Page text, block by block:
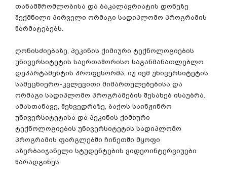
თანამშრომლობისა და ბაკალავრიატის დონეზე
შექმნილი პირველი ორმაგი სადიპლომო პროგრამის
წარმატებებს.
ღონისძიებაზე, პეკინის ქიმიური ტექნოლოგიების
უნივერსიტეტის საერთაშორისო საგანმანათლებლო
დეპარტამენტის პროფესორმა, იუ იემ უნივერსიტეტის
სამეცნიერო-კვლევითი მიმართულებებისა და
ორმაგი სადიპლომო პროგრამების შესახებ ისაუბრა.
ამასთანავე, შეხვედრაზე, ბაქოს საინჟინრო
უნივერსიტეტისა და პეკინის ქიმიური
ტექნოლოგიების უნივერსიტეტის სადიპლომო
პროგრამის ფარგლებში ჩინეთში მყოფი
აზერბაიჯანელი სტუდენტების ვიდეოინტერვიუები
წარადგინეს.